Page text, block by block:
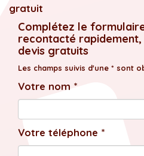
gratuit
Complétez le
recontacté
devis gratuits
Les champs suivis d'une * sont
Votre nom *
Votre téléphone *